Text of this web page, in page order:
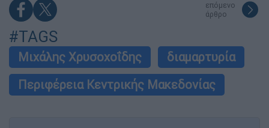
επόμενο
άρθρο
#TAGS
Μιχάλης Χρυσοχοΐδης
διαμαρτυρία
Περιφέρεια Κεντρικής Μακεδονίας